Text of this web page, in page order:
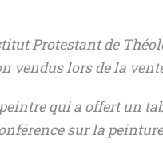
Protestant de
vendus lors de la
qui a offert un
sur la